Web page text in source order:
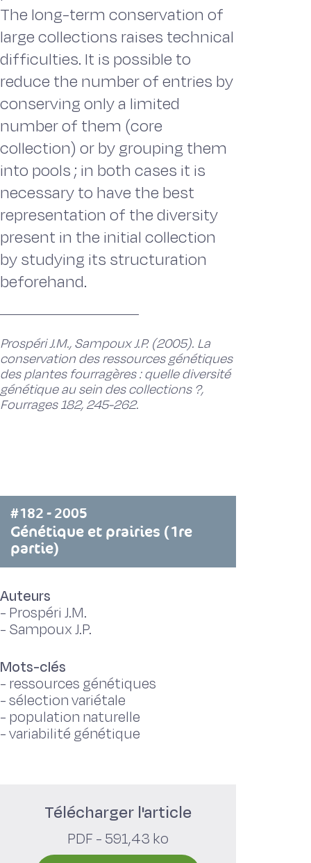
The long-term conservation of
large collections raises technical
difficulties. It is possible to
reduce the number of entries by
conserving only a limited
number of them (core
collection) or by grouping them
into pools ; in both cases it is
necessary to have the best
representation of the diversity
present in the initial collection
by studying its structuration
beforehand.
Prospéri J.M., Sampoux J.P. (2005). La
conservation des ressources génétiques
des plantes fourragères : quelle diversité
génétique au sein des collections ?,
Fourrages 182, 245-262.
#182 - 2005
Génétique et prairies (1re
partie)
Auteurs
- Prospéri J.M.
- Sampoux J.P.
Mots-clés
- ressources génétiques
-sélection variétale
- population naturelle
-variabilité génétique
Télécharger l'article
PDF - 591,43 ko